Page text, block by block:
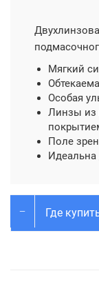
Мягкий
Особая
Линзы из
Поле
Идеальна
Где